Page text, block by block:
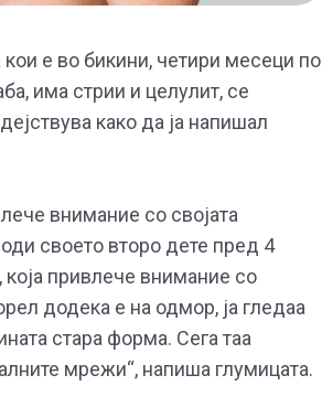
кои е во бикини, четири месеци по
има стрии и целулит, се
како да ја напишал
внимание со својата
своето второ дете пред 4
привлече внимание со
додека е на одмор, ја гледаа
стара форма. Сега таа
мрежи“, напиша глумицата.